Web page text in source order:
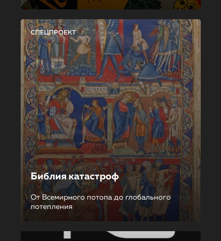
СПЕЦПРОЕКТ
Библия катастроф
От Всемирного потопа до глобального
потепления